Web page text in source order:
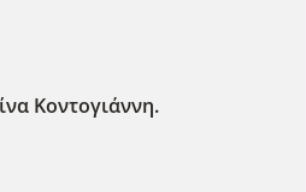
Κοντογιάννη.